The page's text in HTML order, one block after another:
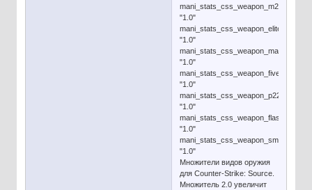
mani_stats_css_weapon_m249
"1.0"
mani_stats_css_weapon_elite
"1.0"
mani_stats_css_weapon_mac10
"1.0"
mani_stats_css_weapon_fiveseven
"1.0"
mani_stats_css_weapon_p228
"1.0"
mani_stats_css_weapon_flashbang
"1.0"
"1.0"
Множители видов оружия
для Counter-Strike: Source.
Множитель 2.0 увеличит